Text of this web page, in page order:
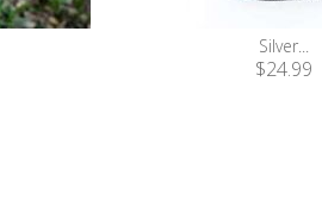
Silver...
$24.99